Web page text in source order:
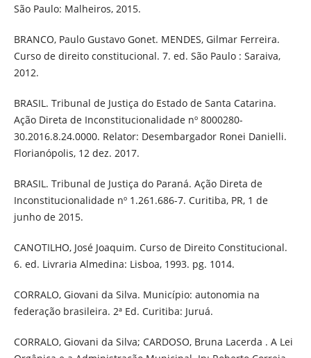
São Paulo: Malheiros, 2015.
BRANCO, Paulo Gustavo Gonet. MENDES, Gilmar Ferreira.
Curso de direito constitucional. 7. ed. São Paulo : Saraiva,
2012.
BRASIL. Tribunal de Justiça do Estado de Santa Catarina.
Ação Direta de Inconstitucionalidade nº 8000280-
30.2016.8.24.0000. Relator: Desembargador Ronei Danielli.
Florianópolis, 12 dez. 2017.
BRASIL. Tribunal de Justiça do Paraná. Ação Direta de
Inconstitucionalidade nº 1.261.686-7. Curitiba, PR, 1 de
junho de 2015.
CANOTILHO, José Joaquim. Curso de Direito Constitucional.
6. ed. Livraria Almedina: Lisboa, 1993. pg. 1014.
CORRALO, Giovani da Silva. Município: autonomia na
federação brasileira. 2ª Ed. Curitiba: Juruá.
CORRALO, Giovani da Silva; CARDOSO, Bruna Lacerda . A Lei